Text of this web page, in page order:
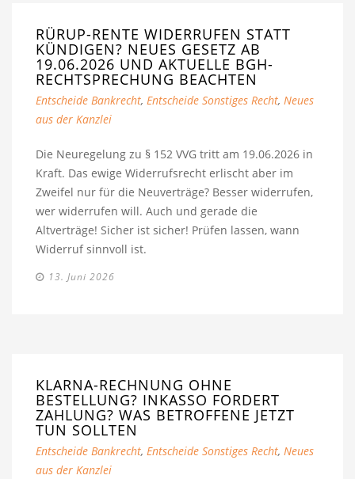
RÜRUP-RENTE WIDERRUFEN STATT
KÜNDIGEN? NEUES GESETZ AB
19.06.2026 UND AKTUELLE BGH-
RECHTSPRECHUNG BEACHTEN
Entscheide Bankrecht, Entscheide Sonstiges Recht, Neues
aus der Kanzlei
Die Neuregelung zu § 152 VVG tritt am 19.06.2026 in
Kraft. Das ewige Widerrufsrecht erlischt aber im
Zweifel nur für die Neuverträge? Besser widerrufen,
wer widerrufen will. Auch und gerade die
Altverträge! Sicher ist sicher! Prüfen lassen, wann
Widerruf sinnvoll ist.
13. Juni 2026
KLARNA-RECHNUNG OHNE
BESTELLUNG? INKASSO FORDERT
ZAHLUNG? WAS BETROFFENE JETZT
TUN SOLLTEN
Entscheide Bankrecht, Entscheide Sonstiges Recht, Neues
aus der Kanzlei